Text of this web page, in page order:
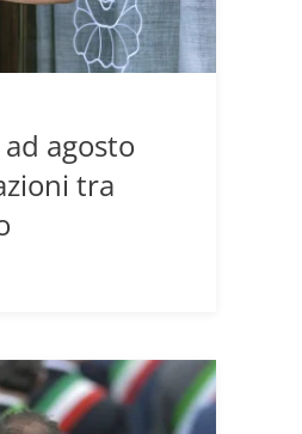
agosto
tra